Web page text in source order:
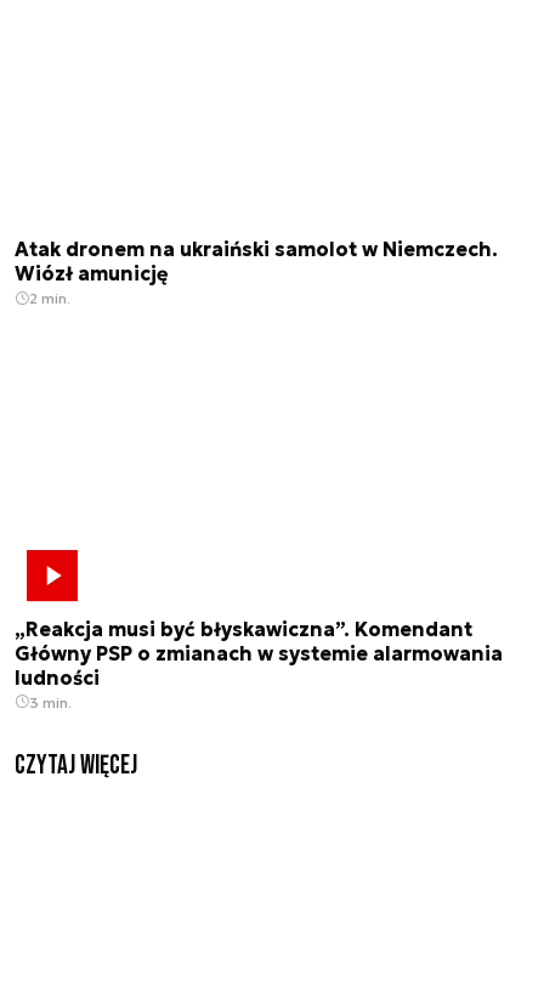
Atak dronem na ukraiński samolot w Niemczech.
Wiózł amunicję
2 min.
„Reakcja musi być błyskawiczna”. Komendant
Główny PSP o zmianach w systemie alarmowania
ludności
3 min.
czytaj więcej